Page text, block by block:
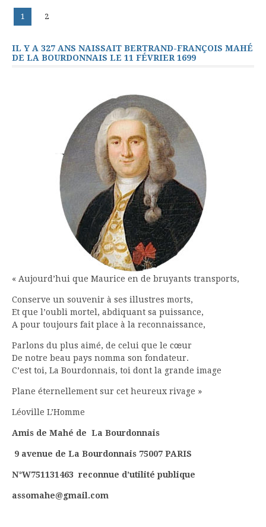
Navigation
des
articles
Page
1 Page
2
IL Y A 327 ANS NAISSAIT BERTRAND-FRANÇOIS MAHÉ
DE LA BOURDONNAIS LE 11 FÉVRIER 1699
« Aujourd’hui que Maurice en de bruyants transports,
Conserve un souvenir à ses illustres morts,
Et que l’oubli mortel, abdiquant sa puissance,
A pour toujours fait place à la reconnaissance,
Parlons du plus aimé, de celui que le cœur
De notre beau pays nomma son fondateur.
C’est toi, La Bourdonnais, toi dont la grande image
Plane éternellement sur cet heureux rivage »
Léoville L’Homme
Amis de Mahé de La Bourdonnais
9 avenue de La Bourdonnais 75007 PARIS
N°W751131463 reconnue d’utilité publique
assomahe@gmail.com